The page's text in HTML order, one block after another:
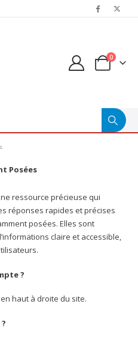
0
Posées
ressource précieuse qui
réponses rapides et précises
posées. Elles sont
claire et accessible,
?
en haut à droite du site.